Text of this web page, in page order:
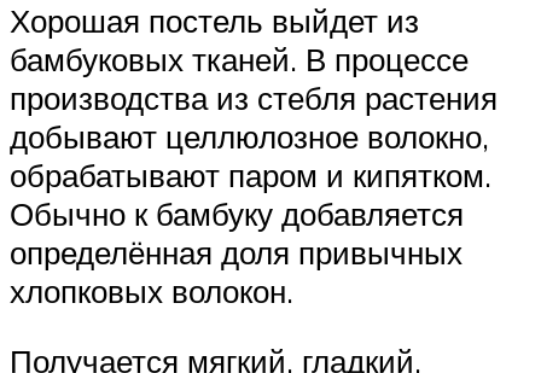
Хорошая постель выйдет из
бамбуковых тканей. В процессе
производства из стебля растения
добывают целлюлозное волокно,
обрабатывают паром и кипятком.
Обычно к бамбуку добавляется
определённая доля привычных
хлопковых волокон.
Получается мягкий, гладкий,